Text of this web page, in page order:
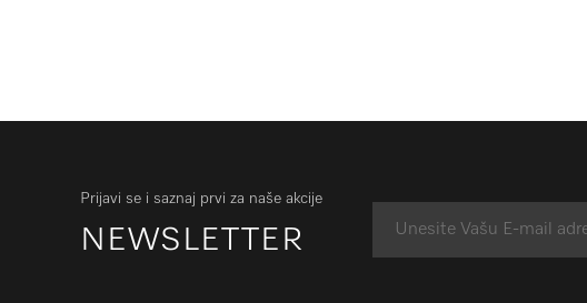
Prijavi se i saznaj prvi za naše akcije
NEWSLETTER